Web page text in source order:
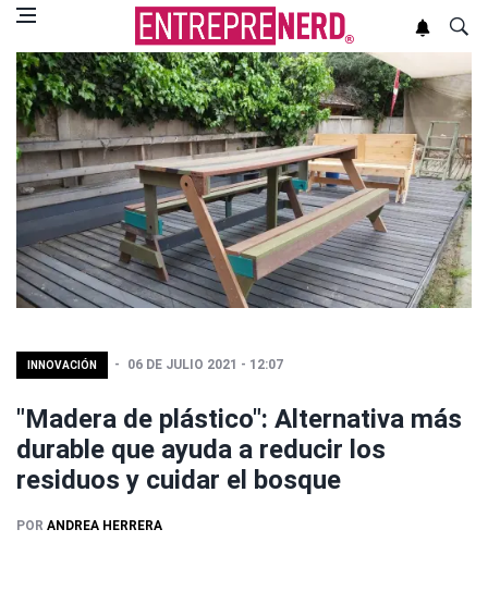
INNOVACIÓN 06 DE JULIO 2021 - 12:07
"Madera de plástico": Alternativa más
durable que ayuda a reducir los
residuos y cuidar el bosque
POR ANDREA HERRERA